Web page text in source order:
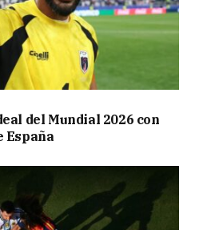
del Mundial 2026 con
España